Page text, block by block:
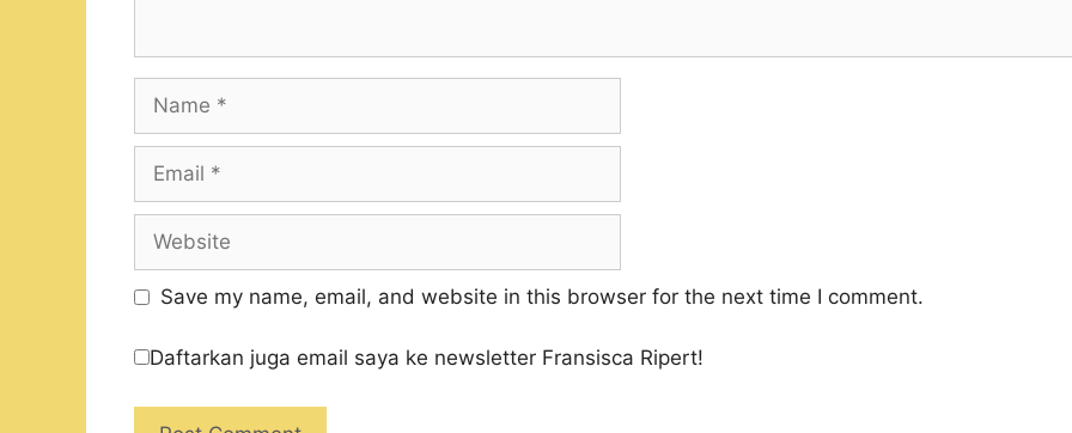
Name
Email
Website
Save my name, email, and website in this browser for the next time I comment.
Daftarkan juga email saya ke newsletter Fransisca Ripert!